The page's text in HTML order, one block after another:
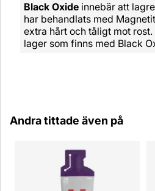
Black Oxide innebär att
har behandlats med
extra hårt och tåligt mot
lager som finns med Black
Andra tittade även på